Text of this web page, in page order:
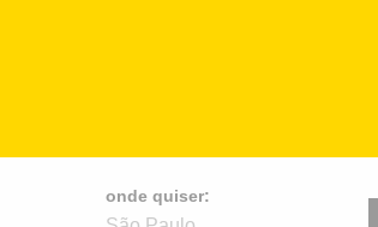
onde quiser: